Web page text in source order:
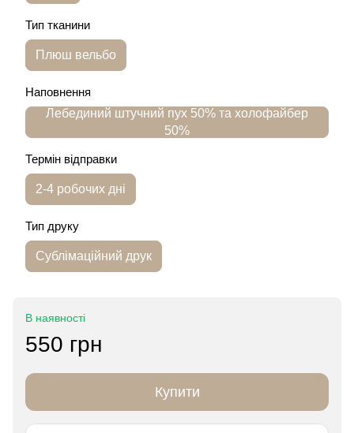
Тип тканини
Плюш вельбо
Наповнення
Лебединий штучний пух 50% та холофайбер
50%
Термін відправки
2-4 робочих дні
Тип друку
Сублімаційний друк
В наявності
550 грн
Купити